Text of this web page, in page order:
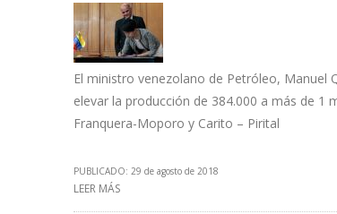
El ministro venezolano de Petróleo, Manuel
elevar la producción de 384.000 a más de 1
Franquera-Moporo y Carito – Pirital
PUBLICADO: 29 de agosto de 2018
LEER MÁS